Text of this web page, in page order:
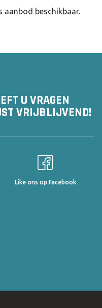
aanbod beschikbaar.
U VRAGEN
VRIJBLIJVEND!
Like ons op Facebook